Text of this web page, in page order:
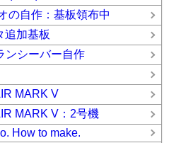
の自作：基板領布中
加基板
ンシーバー自作
MARK V
MARK V：2号機
How to make.